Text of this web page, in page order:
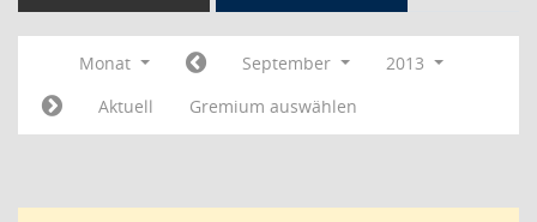
Monat September
2013
Aktuell
Gremium auswählen